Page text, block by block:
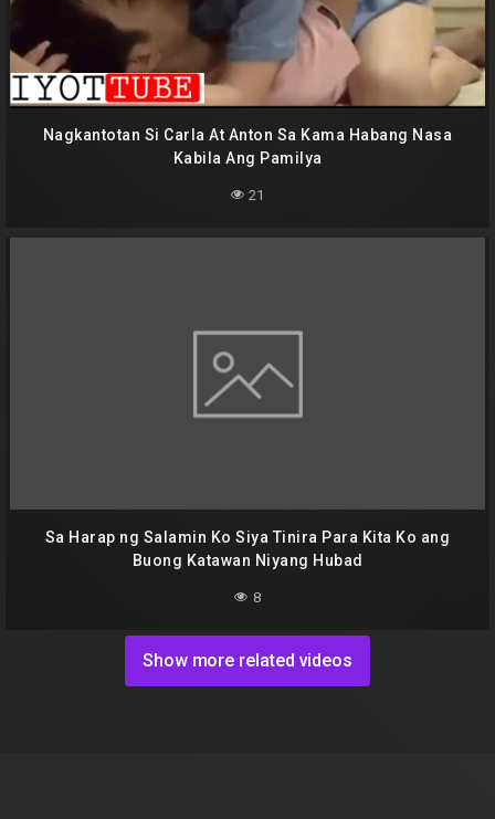
Nagkantotan Si Carla At Anton Sa Kama Habang Nasa
Kabila Ang Pamilya
21
Sa Harap ng Salamin Ko Siya Tinira Para Kita Ko ang
Buong Katawan Niyang Hubad
8
Show more related videos